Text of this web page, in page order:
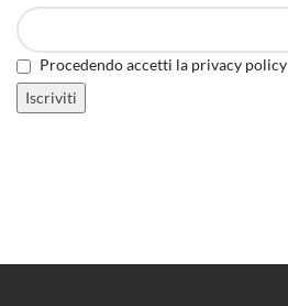
Procedendo accetti la privacy policy